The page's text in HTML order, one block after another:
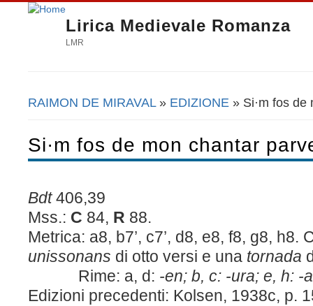
Lirica Medievale Romanza
LMR
Tu sei qui
RAIMON DE MIRAVAL» EDIZIONE » Si·m fos de
Si·m fos de mon chantar
Bdt406,39
Mss.: C 84, R 88.
Metrica: a8, b7’, c7’, d8, e8, f8, g8, h8.
unissonans di otto versi e una tornada
Rime: a, d: -en; b, c: -ura; e, h: -
Edizioni precedenti: Kolsen, 1938c, p.